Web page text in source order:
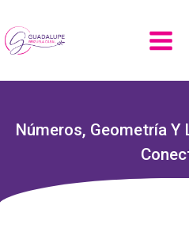
Números, Geometría Y